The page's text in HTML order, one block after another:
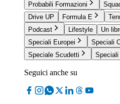
Probabili Formazioni
Drive UP
Formula E
Podcast
Lifestyle
Un
Speciali Europei
Speciali
Speciale Scudetti
Speciali
Seguici anche su